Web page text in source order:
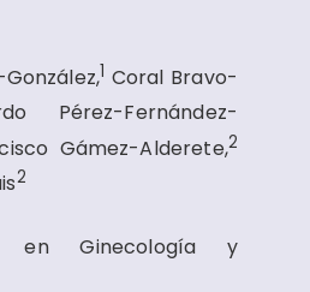
1 Coral Bravo-
Pérez-Fernández-
Gámez-Alderete,2
2
en Ginecología y